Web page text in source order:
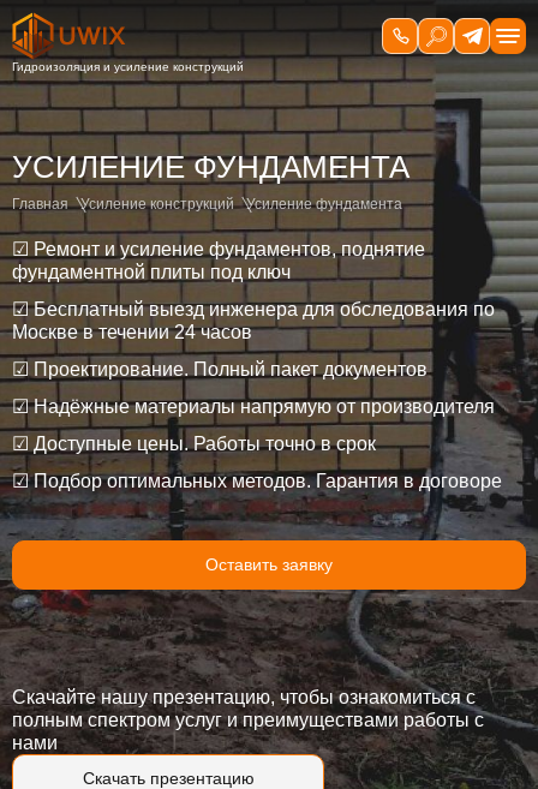
УСИЛЕНИЕ ФУНДАМЕНТА
Главная Усиление конструкций Усиление фундамента
☑ Ремонт и усиление фундаментов, поднятие
фундаментной плиты под ключ
☑ Бесплатный выезд инженера для обследования по
Москве в течении 24 часов
☑ Проектирование. Полный пакет документов
☑ Надёжные материалы напрямую от производителя
☑ Доступные цены. Работы точно в срок
☑ Подбор оптимальных методов. Гарантия в договоре
Оставить заявку
Скачать презентацию
Скачайте нашу презентацию, чтобы ознакомиться с
полным спектром услуг и преимуществами работы с
нами